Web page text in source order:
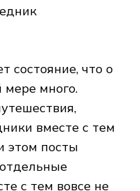
состояние, что о
мере много.
вместе с тем
этом посты
с тем вовсе не